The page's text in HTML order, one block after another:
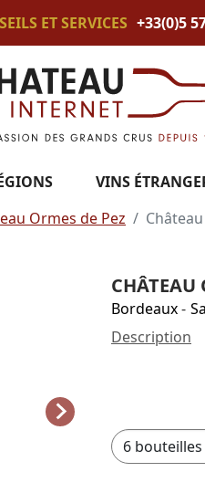
ET SERVICES +33(0)5
VINS
Ormes de Pez
CHÂTEAU
Bordeaux-
Description